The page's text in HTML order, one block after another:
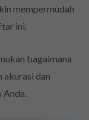
mempermudah
ini.
bagaimana
akurasi dan